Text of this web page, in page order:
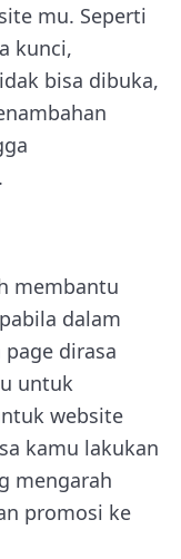
mu. Seperti
kunci,
bisa dibuka,
membantu
dalam
dirasa
untuk
website
kamu lakukan
mengarah
promosi ke